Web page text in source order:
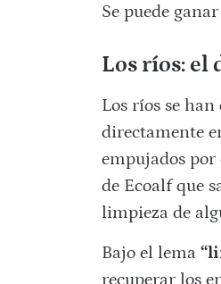
Se puede
Los ríos: el
Los ríos se
directamente
empujados por
de Ecoalf que
limpieza de
Bajo el lema
recuperar los